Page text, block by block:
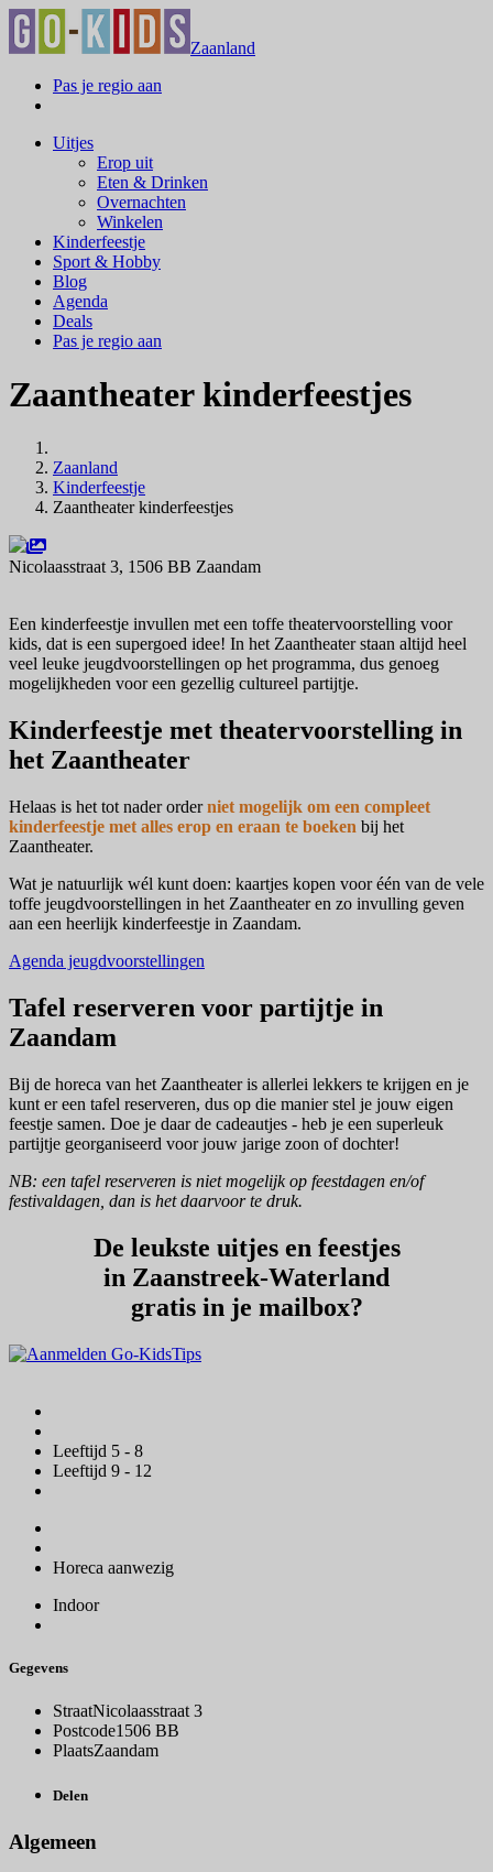
Zaanland
Pas je regio aan
Uitjes
Erop uit
Eten & Drinken
Overnachten
Winkelen
Kinderfeestje
Sport & Hobby
Blog
Agenda
Deals
Pas je regio aan
Zaantheater kinderfeestjes
Zaanland
Kinderfeestje
Zaantheater kinderfeestjes
Nicolaasstraat 3, 1506 BB Zaandam
Een kinderfeestje invullen met een toffe theatervoorstelling voor
kids, dat is een supergoed idee! In het Zaantheater staan altijd heel
veel leuke jeugdvoorstellingen op het programma, dus genoeg
mogelijkheden voor een gezellig cultureel partijtje.
Kinderfeestje met theatervoorstelling in
het Zaantheater
Helaas is het tot nader orderniet mogelijk om een compleet
kinderfeestje met alles erop en eraan te boeken bij het
Zaantheater.
Wat je natuurlijk wél kunt doen: kaartjes kopen voor één van de vele
toffe jeugdvoorstellingen in het Zaantheater en zo invulling geven
aan een heerlijk kinderfeestje in Zaandam.
Agenda jeugdvoorstellingen
Tafel reserveren voor partijtje in
Zaandam
Bij de horeca van het Zaantheater is allerlei lekkers te krijgen en je
kunt er een tafel reserveren, dus op die manier stel je jouw eigen
feestje samen. Doe je daar de cadeautjes - heb je een superleuk
partijtje georganiseerd voor jouw jarige zoon of dochter!
NB: een tafel reserveren is niet mogelijk op feestdagen en/of
festivaldagen, dan is het daarvoor te druk.
De leukste uitjes en feestjes
in Zaanstreek-Waterland
gratis in je mailbox?
Leeftijd 5 - 8
Leeftijd 9 - 12
Horeca aanwezig
Indoor
Gegevens
StraatNicolaasstraat 3
Postcode1506 BB
PlaatsZaandam
Delen
Algemeen